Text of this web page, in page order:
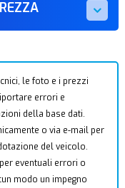
le foto e i prezzi
errori e
della base dati.
o via e-mail per
del veicolo.
eventuali errori o
modo un impegno